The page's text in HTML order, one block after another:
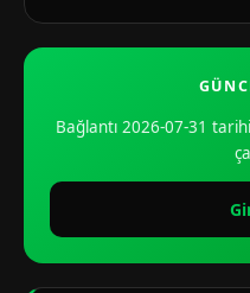
Bağlantı 2026-07-31